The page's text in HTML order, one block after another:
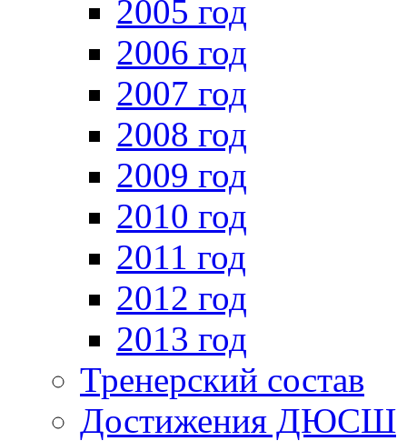
2005 год
2006 год
2007 год
2008 год
2009 год
2010 год
2011 год
2012 год
2013 год
Тренерский состав
Достижения ДЮСШ